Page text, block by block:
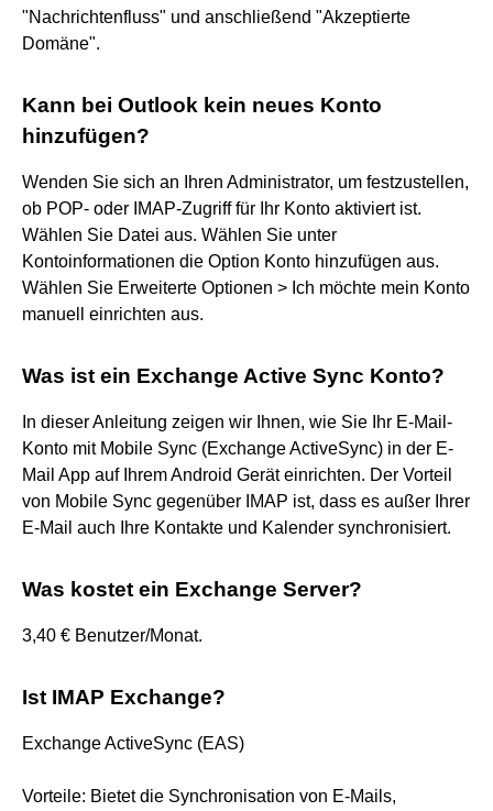
"Nachrichtenfluss" und anschließend "Akzeptierte
Domäne".
Kann bei Outlook kein neues Konto
hinzufügen?
Wenden Sie sich an Ihren Administrator, um festzustellen,
ob POP- oder IMAP-Zugriff für Ihr Konto aktiviert ist.
Wählen Sie Datei aus. Wählen Sie unter
Kontoinformationen die Option Konto hinzufügen aus.
Wählen Sie Erweiterte Optionen > Ich möchte mein Konto
manuell einrichten aus.
Was ist ein Exchange Active Sync Konto?
In dieser Anleitung zeigen wir Ihnen, wie Sie Ihr E-Mail-
Konto mit Mobile Sync (Exchange ActiveSync) in der E-
Mail App auf Ihrem Android Gerät einrichten. Der Vorteil
von Mobile Sync gegenüber IMAP ist, dass es außer Ihrer
E-Mail auch Ihre Kontakte und Kalender synchronisiert.
Was kostet ein Exchange Server?
3,40 € Benutzer/Monat.
Ist IMAP Exchange?
Exchange ActiveSync (EAS)
Vorteile: Bietet die Synchronisation von E-Mails,